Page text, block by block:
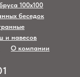
100х100
беседок
и навесов
О компании